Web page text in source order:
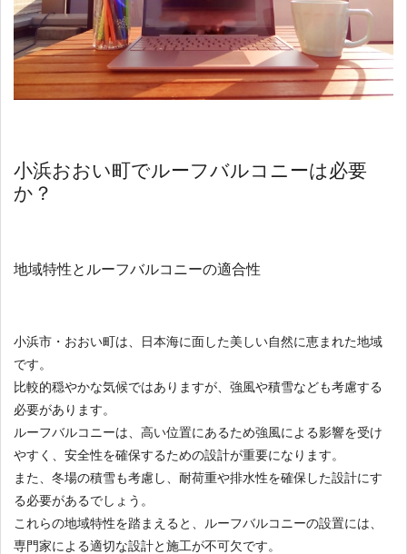
小浜おおい町でルーフバルコニーは必要
か？
地域特性とルーフバルコニーの適合性
小浜市・おおい町は、日本海に面した美しい自然に恵まれた地域
です。
比較的穏やかな気候ではありますが、強風や積雪なども考慮する
必要があります。
ルーフバルコニーは、高い位置にあるため強風による影響を受け
やすく、安全性を確保するための設計が重要になります。
また、冬場の積雪も考慮し、耐荷重や排水性を確保した設計にす
る必要があるでしょう。
これらの地域特性を踏まえると、ルーフバルコニーの設置には、
専門家による適切な設計と施工が不可欠です。